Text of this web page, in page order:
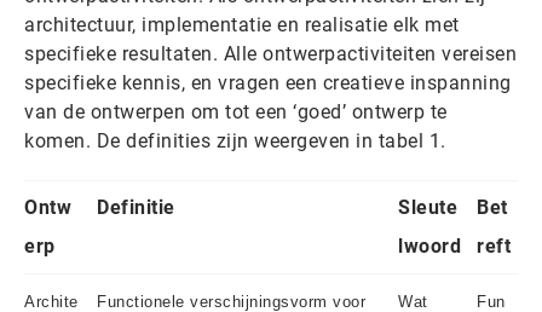
architectuur, implementatie en realisatie elk met
specifieke resultaten. Alle ontwerpactiviteiten vereisen
specifieke kennis, en vragen een creatieve inspanning
van de ontwerpen om tot een ‘goed’ ontwerp te
komen. De definities zijn weergeven in tabel 1.
Ontw
erp
Definitie
Sleute
lwoord
Bet
reft
Archite Functionele verschijningsvorm voor Wat Fun